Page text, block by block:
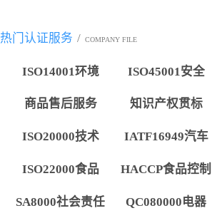
热门认证服务 / COMPANY FILE
ISO14001环境 ISO45001安全
商品售后服务 知识产权贯标
ISO20000技术 IATF16949汽车
ISO22000食品 HACCP食品控制
SA8000社会责任 QC080000电器